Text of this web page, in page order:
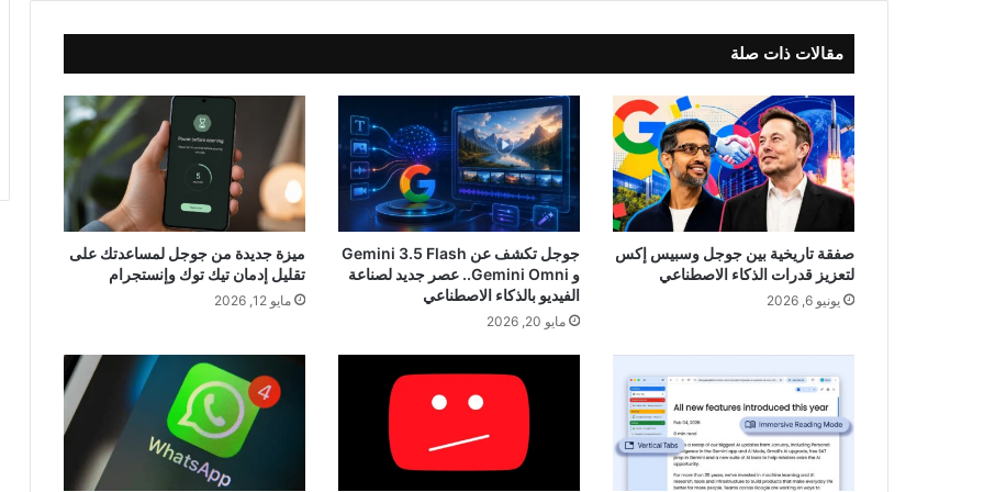
مقالات ذات صلة
صفقة تاريخية بين جوجل وسبيس إكس
لتعزيز قدرات الذكاء الاصطناعي
يونيو 6, 2026
جوجل تكشف عن Gemini 3.5 Flash
و Gemini Omni.. عصر جديد لصناعة
الفيديو بالذكاء الاصطناعي
مايو 20, 2026
ميزة جديدة من جوجل لمساعدتك على
تقليل إدمان تيك توك وإنستجرام
مايو 12, 2026